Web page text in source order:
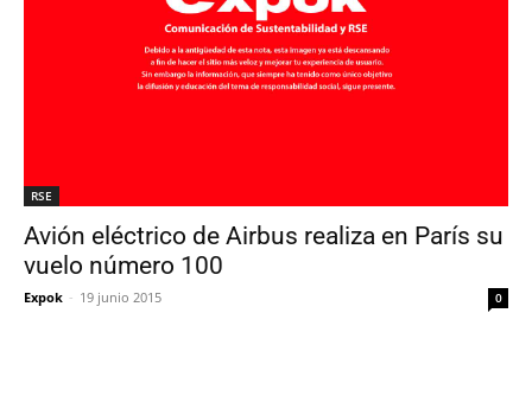
RSE
Avión eléctrico de Airbus realiza en París su
vuelo número 100
Expok - 19 junio 2015 0